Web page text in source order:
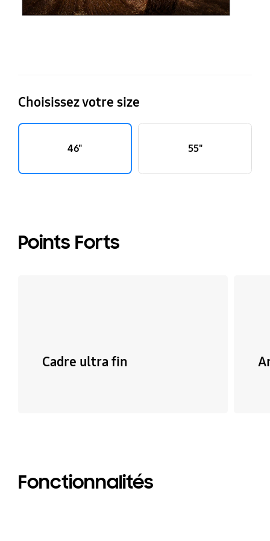
Choisissez votre size
46" 55"
Points Forts
Cadre ultra fin
Fonctionnalités